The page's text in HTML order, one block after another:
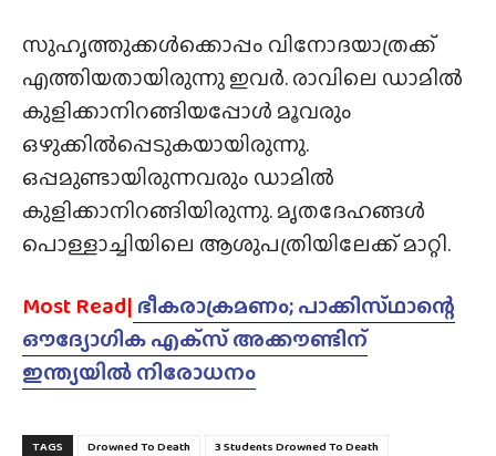
സുഹൃത്തുക്കൾക്കൊപ്പം വിനോദയാത്രക്ക്
എത്തിയതായിരുന്നു ഇവർ. രാവിലെ ഡാമിൽ
കുളിക്കാനിറങ്ങിയപ്പോൾ മൂവരും
ഒഴുക്കിൽപ്പെടുകയായിരുന്നു.
ഒപ്പമുണ്ടായിരുന്നവരും ഡാമിൽ
കുളിക്കാനിറങ്ങിയിരുന്നു. മൃതദേഹങ്ങൾ
പൊള്ളാച്ചിയിലെ ആശുപത്രിയിലേക്ക് മാറ്റി.
Most Read| ഭീകരാക്രമണം; പാക്കിസ്‌ഥാന്റെ
ഔദ്യോഗിക എക്‌സ് അക്കൗണ്ടിന്
ഇന്ത്യയിൽ നിരോധനം
TAGS Drowned To Death
3 Students Drowned To Death